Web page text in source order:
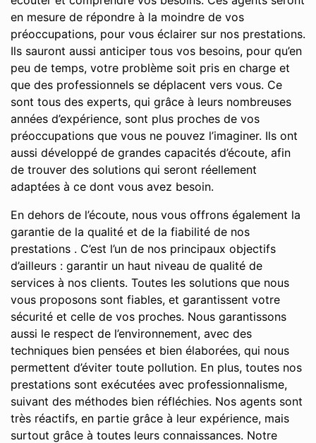
en mesure de répondre à la moindre de vos
préoccupations, pour vous éclairer sur nos prestations.
Ils sauront aussi anticiper tous vos besoins, pour qu’en
peu de temps, votre problème soit pris en charge et
que des professionnels se déplacent vers vous. Ce
sont tous des experts, qui grâce à leurs nombreuses
années d’expérience, sont plus proches de vos
préoccupations que vous ne pouvez l’imaginer. Ils ont
aussi développé de grandes capacités d’écoute, afin
de trouver des solutions qui seront réellement
adaptées à ce dont vous avez besoin.
En dehors de l’écoute, nous vous offrons également la
garantie de la qualité et de la fiabilité de nos
prestations . C’est l’un de nos principaux objectifs
d’ailleurs : garantir un haut niveau de qualité de
services à nos clients. Toutes les solutions que nous
vous proposons sont fiables, et garantissent votre
sécurité et celle de vos proches. Nous garantissons
aussi le respect de l’environnement, avec des
techniques bien pensées et bien élaborées, qui nous
permettent d’éviter toute pollution. En plus, toutes nos
prestations sont exécutées avec professionnalisme,
suivant des méthodes bien réfléchies. Nos agents sont
très réactifs, en partie grâce à leur expérience, mais
surtout grâce à toutes leurs connaissances. Notre